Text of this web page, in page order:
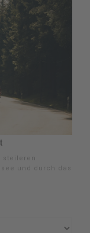
steileren
und durch das